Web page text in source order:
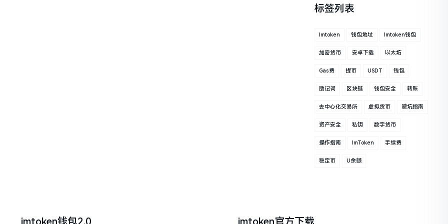
标签列表
Imtoken 钱包地址 Imtoken钱包
加密货币 安卓下载 以太坊
Gas费 提币 USDT 钱包
助记词 区块链 钱包安全 转账
去中心化交易所 虚拟货币 避坑指南
资产安全 私钥 数字货币
操作指南 ImToken 手续费
稳定币 U余额